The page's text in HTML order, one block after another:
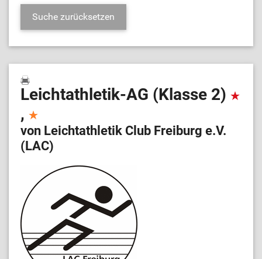
Leichtathletik-AG (Klasse 2)
,
von Leichtathletik Club Freiburg e.V.
(LAC)